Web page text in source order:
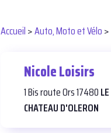
Accueil>Auto, Moto et Vélo>
Nicole Loisirs
1 Bis route Ors 17480LE
CHATEAU D'OLERON